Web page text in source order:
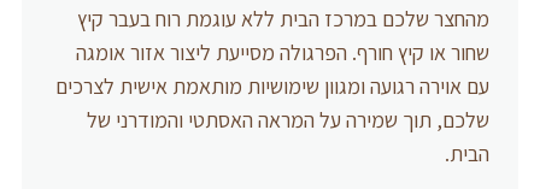
מהחצר שלכם במרכז הבית ללא עוגמת רוח בעבר קיץ
שחור או קיץ חורף. הפרגולה מסייעת ליצור אזור אומגה
עם אוירה רגועה ומגוון שימושיות מותאמת אישית לצרכים
שלכם, תוך שמירה על המראה האסתטי והמודרני של
הבית.